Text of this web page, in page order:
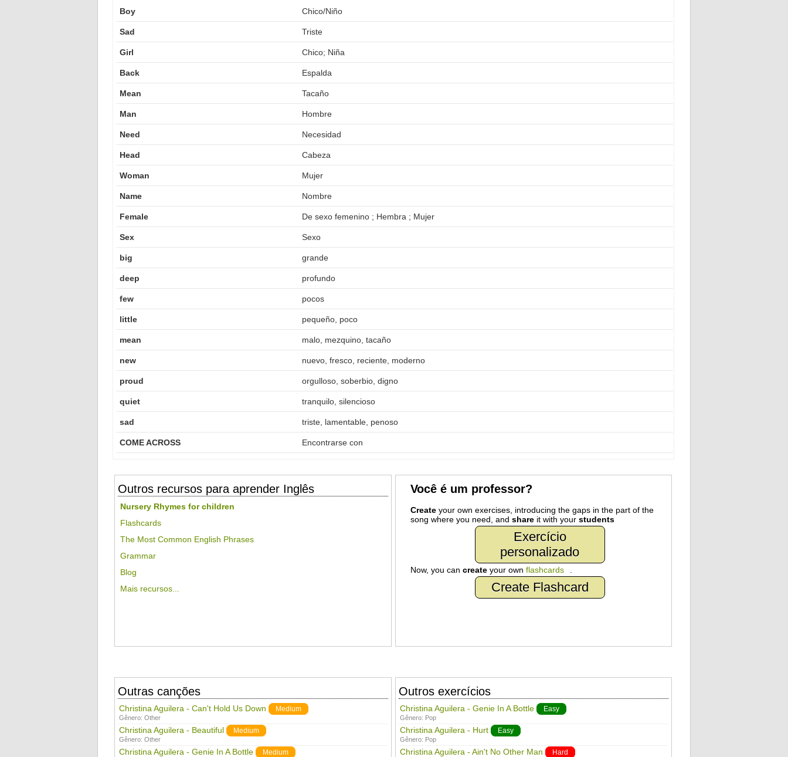
Boy Chico/Niño
Sad Triste
Girl Chico; Niña
Back Espalda
Mean Tacaño
Man Hombre
Need Necesidad
Head Cabeza
Woman Mujer
Name Nombre
Female De sexo femenino ; Hembra ; Mujer
Sex Sexo
big grande
deep profundo
few pocos
little pequeño, poco
mean malo, mezquino, tacaño
new nuevo, fresco, reciente, moderno
proud orgulloso, soberbio, digno
quiet tranquilo, silencioso
sad triste, lamentable, penoso
COME ACROSS Encontrarse con
Outros recursos para aprender Inglês
Nursery Rhymes for children
Flashcards
The Most Common English Phrases
Grammar
Blog
Mais recursos...
Você é um professor?
Createyour own exercises, introducing the gaps in the part of the
song where you need, and shareit with your students
Exercício
personalizado
Now, you can createyour own flashcards
Create Flashcard
Outras canções
Christina Aguilera - Can't Hold Us Down Medium
Gênero: Other
Christina Aguilera - Beautiful Medium
Gênero: Other
Christina Aguilera - Genie In A Bottle Medium
Outros exercícios
Christina Aguilera - Genie In A Bottle Easy
Gênero: Pop
Christina Aguilera - Hurt Easy
Gênero: Pop
Christina Aguilera - Ain't No Other Man Hard